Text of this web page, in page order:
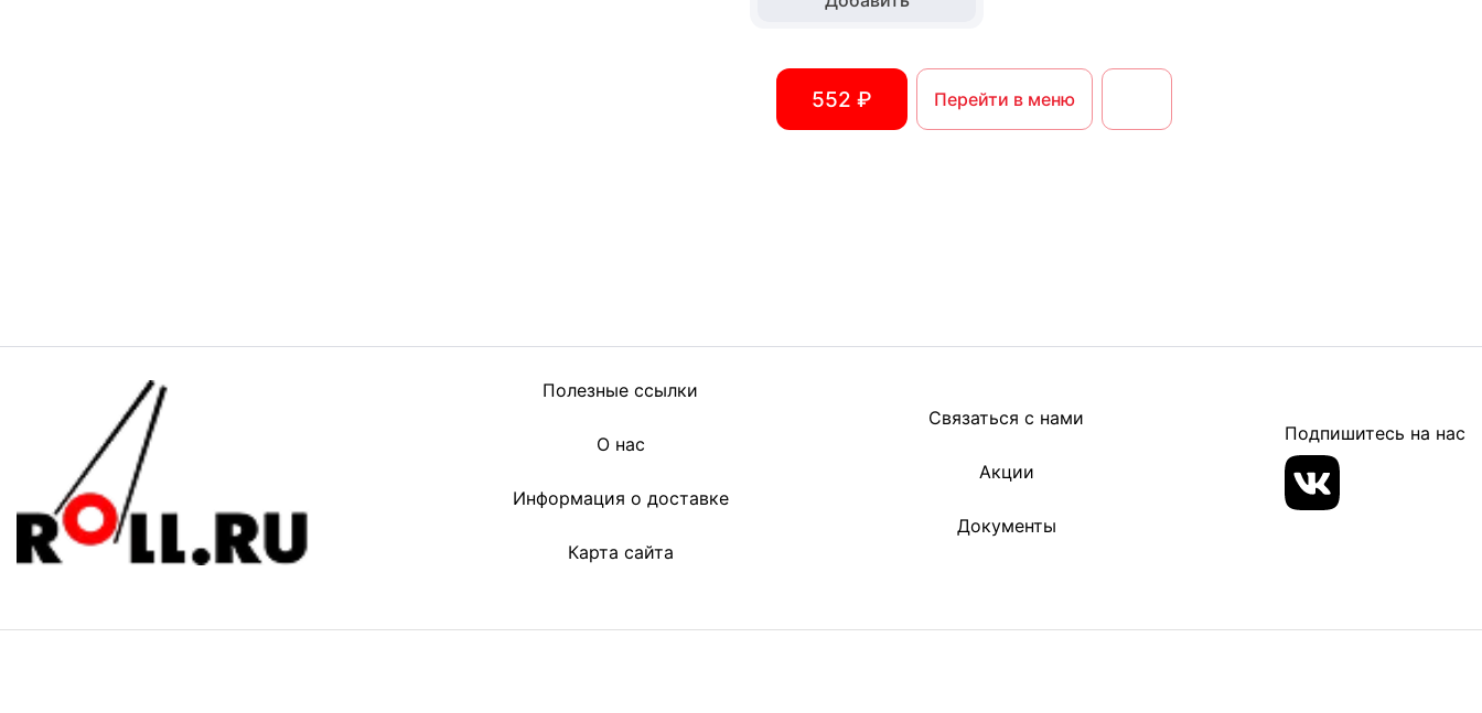
552 ₽ Перейти в меню
Полезные ссылки
О нас
Информация о доставке
Карта сайта
Связаться с нами
Акции
Документы
Подпишитесь на нас